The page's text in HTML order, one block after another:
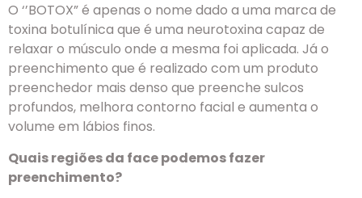
O ‘’BOTOX” é apenas o nome dado a uma marca de
toxina botulínica que é uma neurotoxina capaz de
relaxar o músculo onde a mesma foi aplicada. Já o
preenchimento que é realizado com um produto
preenchedor mais denso que preenche sulcos
profundos, melhora contorno facial e aumenta o
volume em lábios finos.
Quais regiões da face podemos fazer
preenchimento?